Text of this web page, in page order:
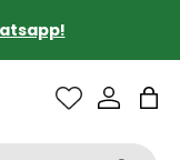
lei
Sac